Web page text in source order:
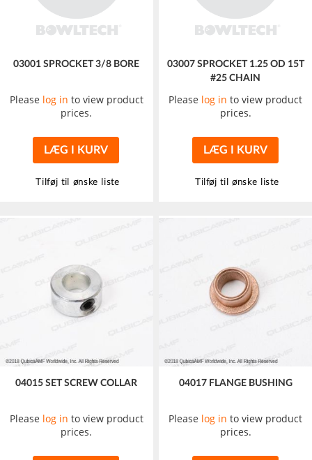
03001 SPROCKET 3/8 BORE
Please log in to view product
prices.
LÆG I KURV
Tilføj til ønske liste
03007 SPROCKET 1.25 OD 15T
#25 CHAIN
Please log in to view product
prices.
LÆG I KURV
Tilføj til ønske liste
04015 SET SCREW COLLAR
Please log in to view product
prices.
04017 FLANGE BUSHING
Please log in to view product
prices.